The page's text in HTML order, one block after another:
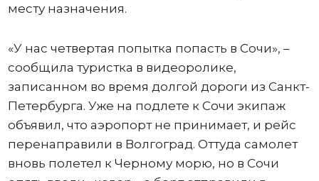
месту назначения.
«У нас четвертая попытка попасть в Сочи», –
сообщила туристка в видеоролике,
записанном во время долгой дороги из Санкт-
Петербурга. Уже на подлете к Сочи экипаж
объявил, что аэропорт не принимает, и рейс
перенаправили в Волгоград. Оттуда самолет
вновь полетел к Черному морю, но в Сочи